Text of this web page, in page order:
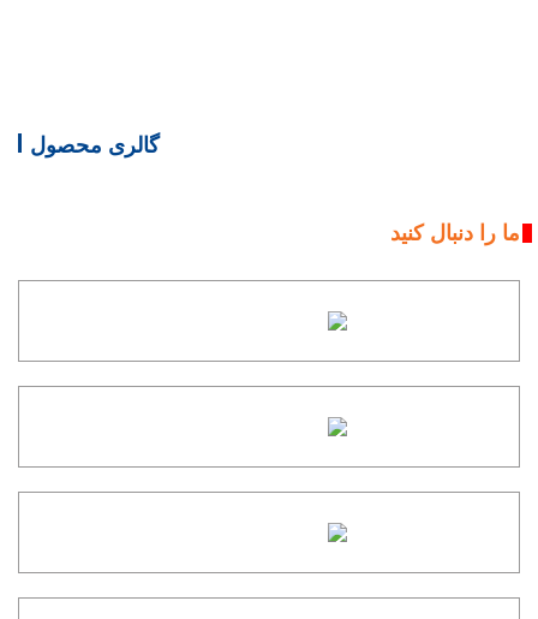
گالری محصول
ما را دنبال کنید